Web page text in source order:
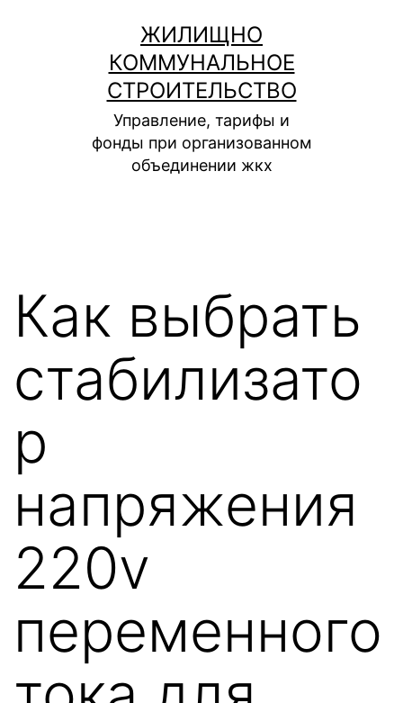
содержимому
ЖИЛИЩНО
КОММУНАЛЬНОЕ
СТРОИТЕЛЬСТВО
Управление, тарифы и
фонды при организованном
объединении жкх
Как выбрать
стабилизато
р
напряжения
220v
переменного